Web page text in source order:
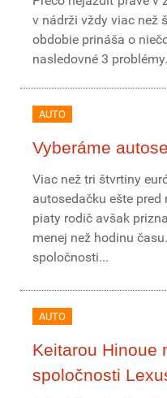
v nádrži vždy viac než
obdobie prináša o
nasledovné 3
AUTO
Vyberáme
Viac než tri štvrtiny
autosedačku ešte
piaty rodič avšak
menej než hodinu
spoločnosti...
AUTO
Keitarou Hinoue
spoločnosti